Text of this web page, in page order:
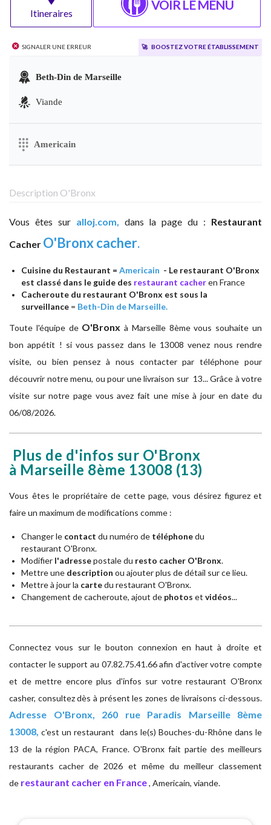
Itineraires
VOIR LE MENU
Signaler une erreur 🚀 Boostez votre établissement
Beth-Din de Marseille
Viande
Americain
Description O'Bronx
Vous êtes sur alloj.com, dans la page du : Restaurant
Cacher O'Bronx cacher.
Cuisine du Restaurant = Americain - Le restaurant O'Bronx
est classé dans le guide des restaurant cacheren France
Cacheroute du restaurant O'Bronx est sous la
surveillance = Beth-Din de Marseille.
Toute l'équipe de O'Bronxà Marseille 8ème vous souhaite un
bon appétit ! si vous passez dans le 13008 venez nous rendre
visite, ou bien pensez à nous contacter par téléphone pour
découvrir notre menu, ou pour une livraison sur 13... Grâce à votre
visite sur notre page vous avez fait une mise à jour en date du
06/08/2026.
Plus de d'infos sur O'Bronx
à Marseille 8ème 13008 (13)
Vous êtes le propriétaire de cette page, vous désirez figurez et
faire un maximum de modifications comme :
Changer le contact du numéro de téléphonedu
restaurant O'Bronx.
Modifier l'adressepostale du resto cacher O'Bronx.
Mettre une description ou ajouter plus de détail sur ce lieu.
Mettre à jour la cartedu restaurant O'Bronx.
Changement de cacheroute, ajout de photos et vidéos...
Connectez vous sur le bouton connexion en haut à droite et
contacter le support au 07.82.75.41.66 afin d'activer votre compte
et de mettre encore plus d'infos sur votre restaurant O'Bronx
casher, consultez dès à présent les zones de livraisons ci-dessous.
Adresse
O'Bronx, 260 rue Paradis Marseille 8ème
13008, c'est un restaurant dans le(s) Bouches-du-Rhône dans le
13 de la région PACA, France. O'Bronx fait partie des meilleurs
restaurants cacher de 2026 et même du meilleur classement
de restaurant cacher en France, Americain, viande.